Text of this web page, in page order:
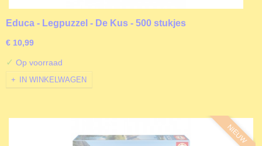
Educa - Legpuzzel - De Kus - 500 stukjes
€ 10,99
✓ Op voorraad
IN WINKELWAGEN
NIEUW